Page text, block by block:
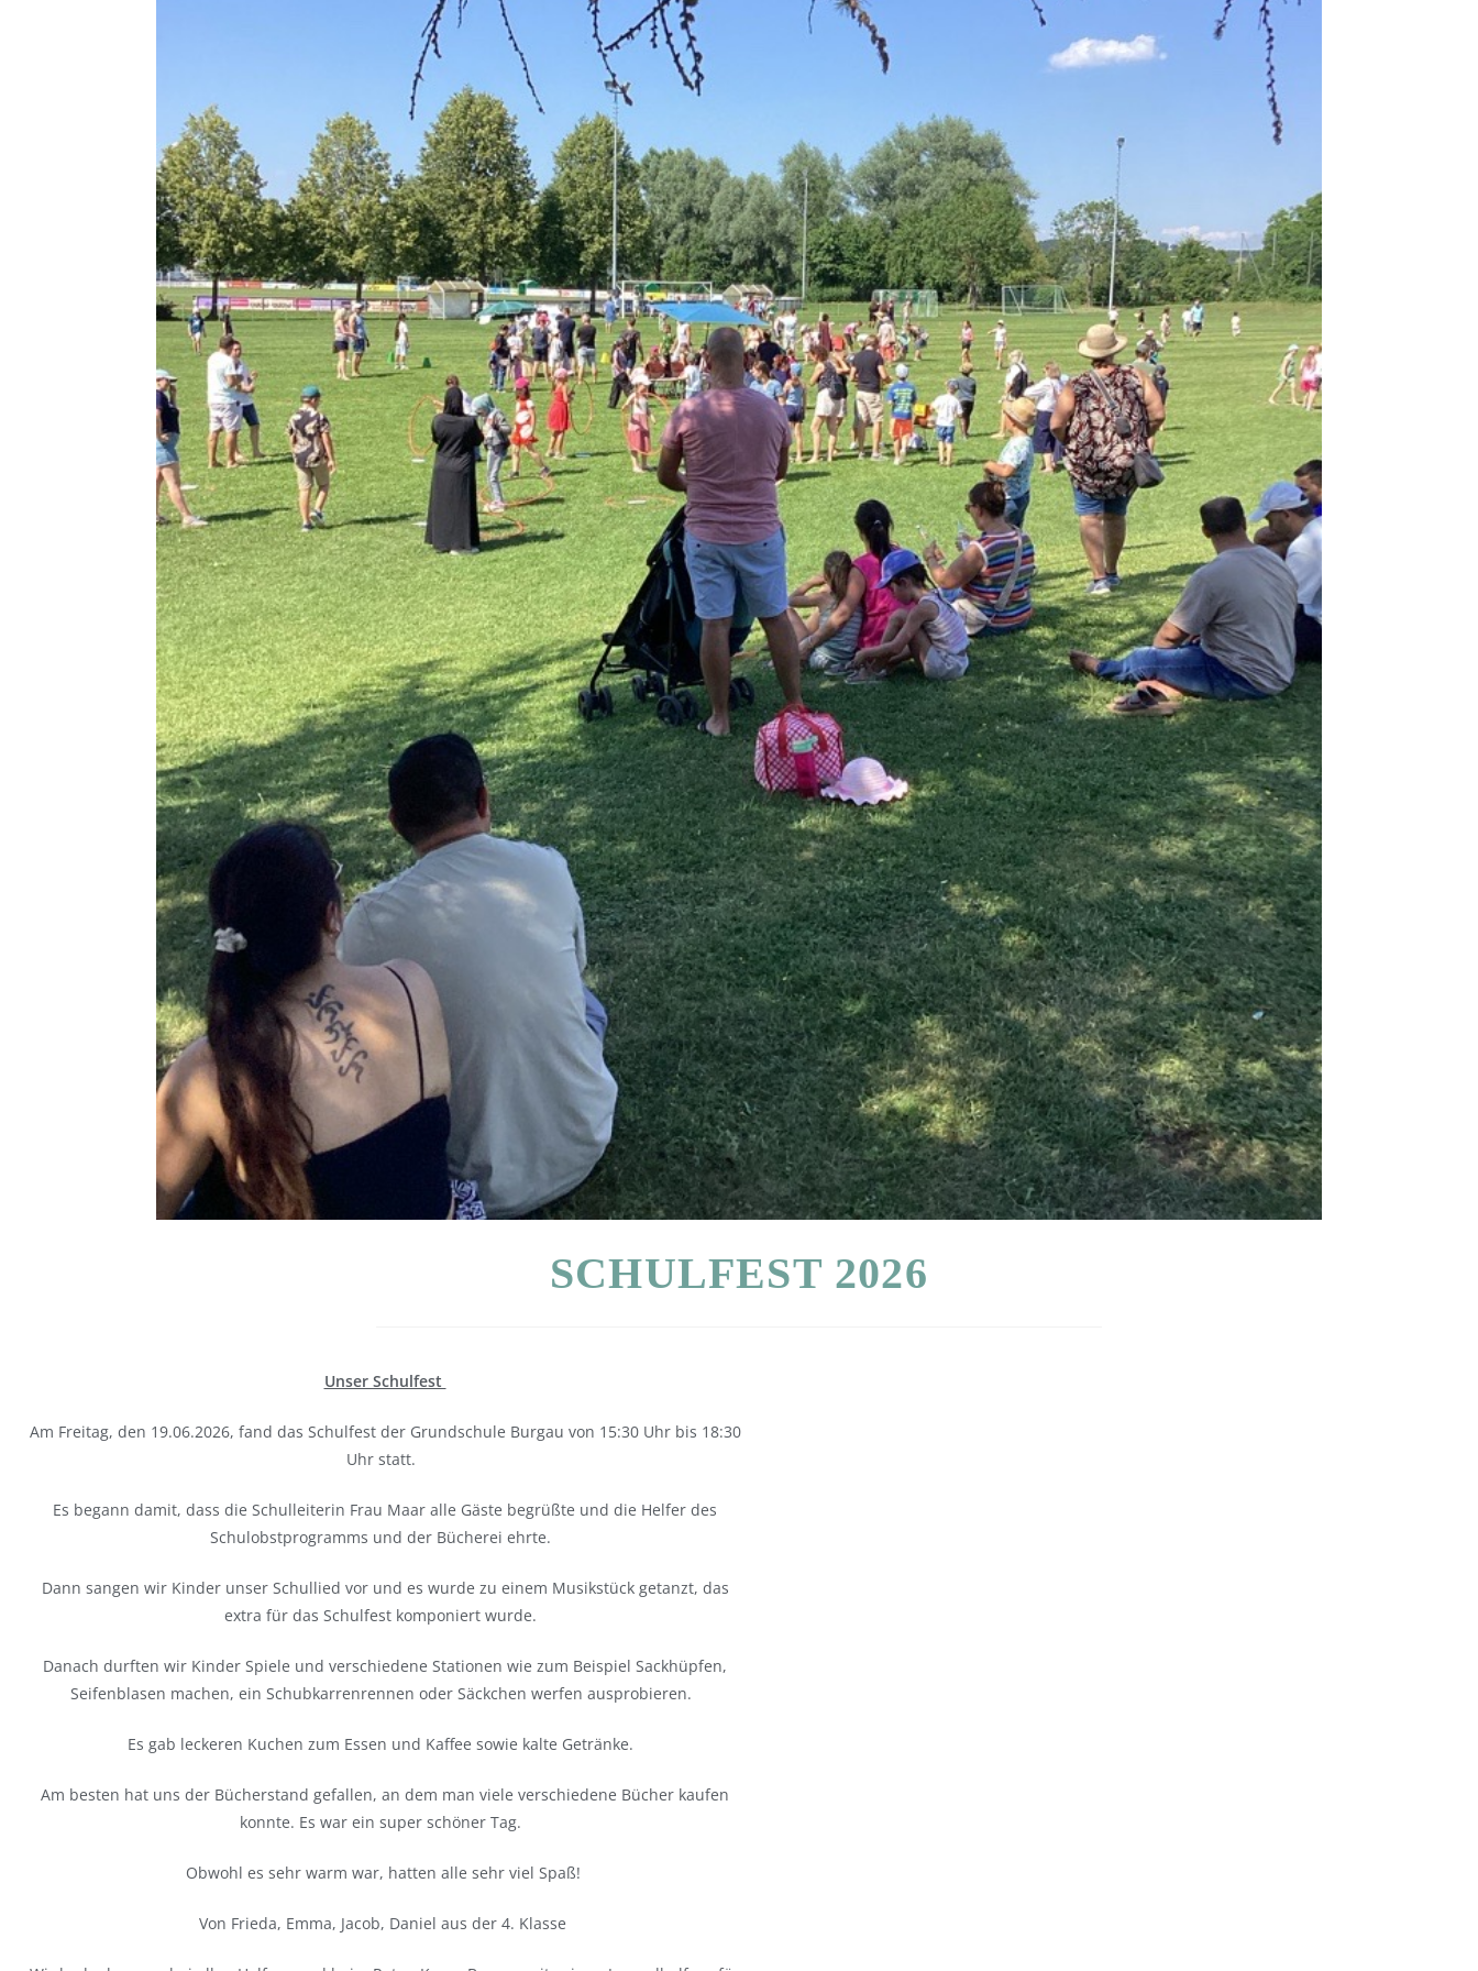
SCHULFEST 2026
Unser Schulfest
Am Freitag, den 19.06.2026, fand das Schulfest der Grundschule Burgau von 15:30 Uhr bis 18:30
Uhr statt.
Es begann damit, dass die Schulleiterin Frau Maar alle Gäste begrüßte und die Helfer des
Schulobstprogramms und der Bücherei ehrte.
Dann sangen wir Kinder unser Schullied vor und es wurde zu einem Musikstück getanzt, das
extra für das Schulfest komponiert wurde.
Danach durften wir Kinder Spiele und verschiedene Stationen wie zum Beispiel Sackhüpfen,
Seifenblasen machen, ein Schubkarrenrennen oder Säckchen werfen ausprobieren.
Es gab leckeren Kuchen zum Essen und Kaffee sowie kalte Getränke.
Am besten hat uns der Bücherstand gefallen, an dem man viele verschiedene Bücher kaufen
konnte. Es war ein super schöner Tag.
Obwohl es sehr warm war, hatten alle sehr viel Spaß!
Von Frieda, Emma, Jacob, Daniel aus der 4. Klasse